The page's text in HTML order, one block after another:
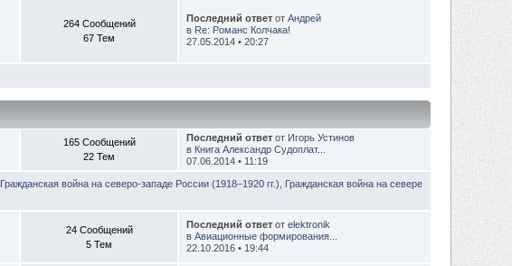
264 Сообщений
67 Тем
Последний ответот Андрей
в Re: Романс Колчака!
27.05.2014 • 20:27
165 Сообщений
22 Тем
Последний ответот Игорь Устинов
в Книга Александр Судоплат...
07.06.2014 • 11:19
Гражданская война на северо-западе России (1918–1920 гг.)
Гражданская война на севере
24 Сообщений
5 Тем
Последний ответот elektronik
в Авиационные формирования...
22.10.2016 • 19:44